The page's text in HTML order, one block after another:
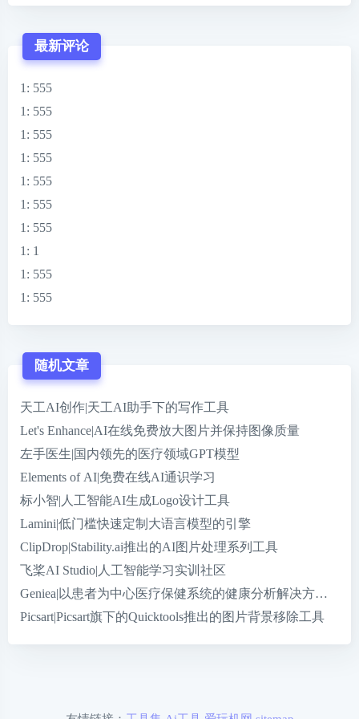
最新评论
1 : 555
1 : 555
1 : 555
1 : 555
1 : 555
1 : 555
1 : 555
1 : 1
1 : 555
1 : 555
随机文章
天工AI创作|天工AI助手下的写作工具
Let's Enhance|AI在线免费放大图片并保持图像质量
左手医生|国内领先的医疗领域GPT模型
Elements of AI|免费在线AI通识学习
标小智|人工智能AI生成Logo设计工具
Lamini|低门槛快速定制大语言模型的引擎
ClipDrop|Stability.ai推出的AI图片处理系列工具
飞桨AI Studio|人工智能学习实训社区
Geniea|以患者为中心医疗保健系统的健康分析解决方案和服
Picsart|Picsart旗下的Quicktools推出的图片背景移除工具